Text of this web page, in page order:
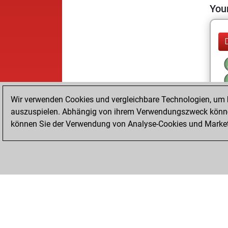
Wir verwenden Cookies und vergleichbare Technologien,
auszuspielen. Abhängig von ihrem Verwendungszweck
können Sie der Verwendung von Analyse-Cookies und